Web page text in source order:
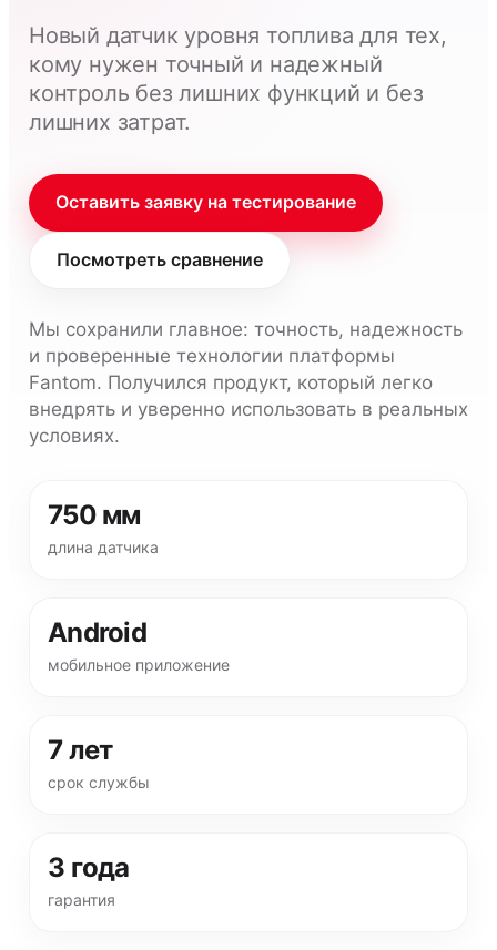
Новый датчик уровня топлива для тех,
кому нужен точный и надежный
контроль без лишних функций и без
лишних затрат.
Оставить заявку на тестирование
Посмотреть сравнение
Мы сохранили главное: точность, надежность
и проверенные технологии платформы
Fantom. Получился продукт, который легко
внедрять и уверенно использовать в реальных
условиях.
750 мм
длина датчика
Android
мобильное приложение
7 лет
срок службы
3 года
гарантия